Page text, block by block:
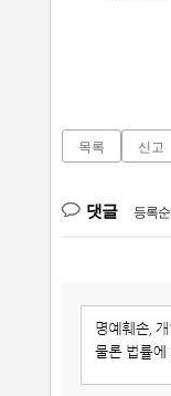
목록 신고
댓글 등록순